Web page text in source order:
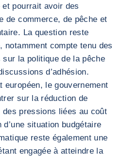
et pourrait avoir des
de commerce, de pêche et
La question reste
notamment compte tenu des
la politique de la pêche
d’adhésion.
européen, le gouvernement
sur la réduction de
des pressions liées au coût
situation budgétaire
reste également une
engagée à atteindre la